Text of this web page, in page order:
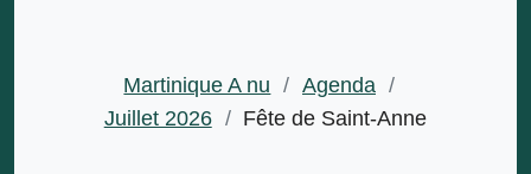
Martinique A nu / Agenda /
Juillet 2026 / Fête de Saint-Anne